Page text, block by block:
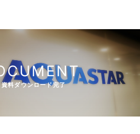
資料ダウンロード完了